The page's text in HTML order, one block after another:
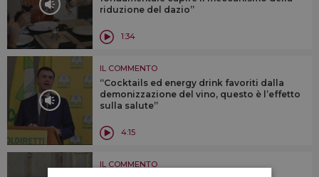
riduzione del dazio”
1:34
IL COMMENTO
“Cocktails ed energy drink favoriti dalla
demonizzazione del vino, questo è l’effetto
sulla salute”
4:15
IL COMMENTO